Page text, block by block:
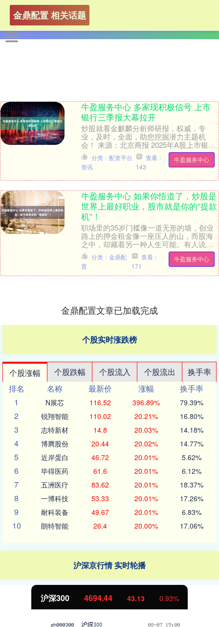
金鼎配置 相关话题
牛盈服务中心 多家现积极信号 上市
银行三季报大幕拉开
炒股就看金麒麟分析师研报，权威，专
业，及时，全面，助您挖掘潜力主题机
会！ 来源：北京商报 2025年A股上市银行
三季报披露大幕正式拉开。截至10月27
日，华夏银....
牛盈服务中心
分类：配资平台
资讯
查看：
143
牛盈服务中心 如果你悟道了，炒股是
世界上最好职业，股市就是你的“提款
机”！
职场里的35岁门槛像一道无形的墙，创业
路上的押金租金像一座压人的山，而股海
之中，却藏着另一种人生可能。有人说，
一旦摸透市场规律，炒股便是世界上最自
由的职业，不用....
牛盈服务中心
分类：金鼎配
置
查看：
171
金鼎配置文章已加载完成
个股实时涨跌榜
个股涨幅 个股跌幅 个股流入 个股流出
换手率
排名
名称 最新价 涨幅
换手率
1
N展芯 116.52 396.89% 79.39%
2 锐翔智能 110.02 20.21% 16.80%
3 志特新材 14.8 20.03% 14.18%
4 博腾股份 20.44 20.02% 14.77%
5 近岸蛋白 46.72 20.01% 5.62%
6 毕得医药 61.6 20.01% 6.12%
7 五洲医疗 83.62 20.01% 18.37%
8 一博科技 53.33 20.01% 17.26%
9 耐科装备 49.67 20.01% 6.83%
10 朗特智能 26.4 20.00% 17.06%
沪深京行情 实时轮播
沪深300 4694.44 43.13 0.93%